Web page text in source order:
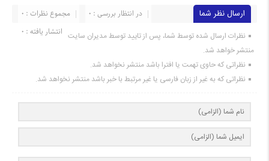
ارسال نظر شما مجموع نظرات : 0
در انتظار بررسی : 0
انتشار یافته : 0 نظرات ارسال شده توسط شما، پس از تایید توسط مدیران سایت
منتشر خواهد شد.
نظراتی که حاوی تهمت یا افترا باشد منتشر نخواهد شد.
نظراتی که به غیر از زبان فارسی یا غیر مرتبط با خبر باشد منتشر نخواهد شد.